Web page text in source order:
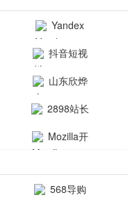
成全短剧电
视剧、电视
剧大全、好
看的电视
剧、最新的
电影在线观
看，神马影
最新好看的
整合当前互
联网最新最
全最优质的
软件免费下
载、资源免
费共享、技
术教程学习
台！整合破
Yandex
搜索
抖音短视
频
山东欣烨
化工有限公
2898站长
资源平台
Mozilla开
568导购